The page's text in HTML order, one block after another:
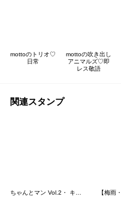
mottoのトリオ♡
日常
mottoの吹き出し
アニマルズ♡即
レス敬語
関連スタンプ
ちゃんとマン Vol.2・ キンダーブック公式